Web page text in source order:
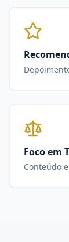
Foco em
Conteúdo